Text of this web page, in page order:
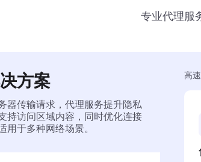
专业代理服
方案
器传输请求，代理服务提升隐私
持访问区域内容，同时优化连接
用于多种网络场景。
高